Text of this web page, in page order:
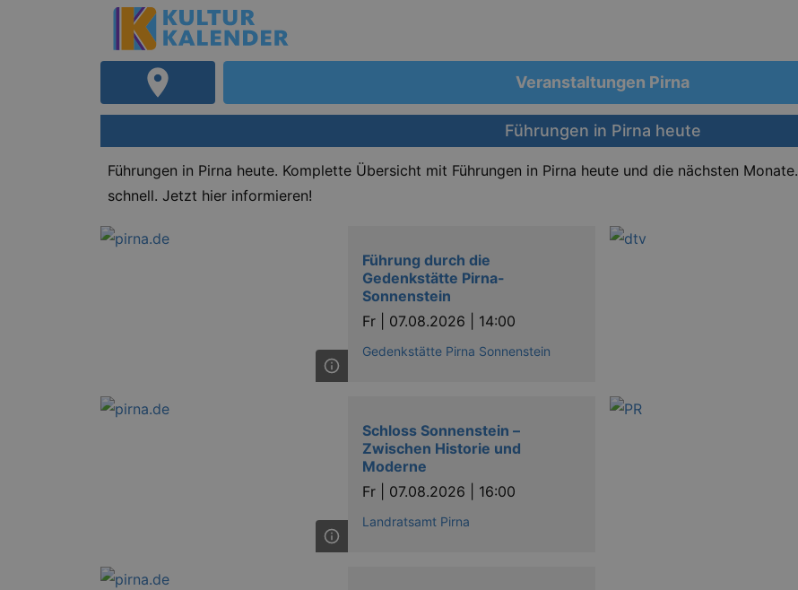
Veranstaltungen Pirna
Führungen in Pirna heute
Führungen in Pirna heute. Komplette Übersicht mit Führungen in Pirna heute und die nächsten Monate.
schnell. Jetzt hier informieren!
Führung durch die
Gedenkstätte Pirna-
Sonnenstein
Fr | 07.08.2026 | 14:00
Gedenkstätte Pirna Sonnenstein
Schloss Sonnenstein –
Zwischen Historie und
Moderne
Fr | 07.08.2026 | 16:00
Landratsamt Pirna